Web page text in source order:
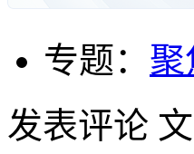
专题： 聚
发表评论